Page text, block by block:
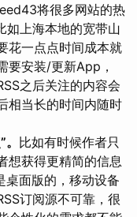
将很多网站的热
如上海本地的宽带山
花一点点时间成本就
要安装/更新App，
之后关注的内容会
相当长的时间内随时
比如有时候作者只
想获得更精简的信息
桌面版的，移动设备
订阅源不可靠，很